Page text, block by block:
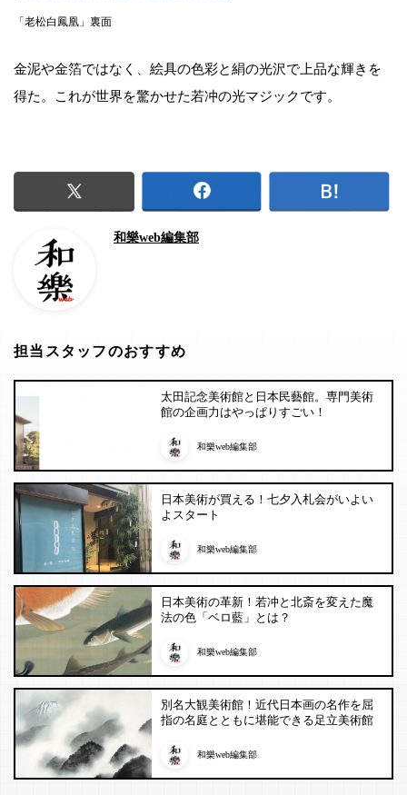
「老松白鳳凰」裏面
金泥や金箔ではなく、絵具の色彩と絹の光沢で上品な輝きを
得た。これが世界を驚かせた若冲の光マジックです。
和樂web編集部
担当スタッフのおすすめ
太田記念美術館と日本民藝館。専門美術
館の企画力はやっぱりすごい！
和樂web編集部
日本美術が買える！七夕入札会がいよい
よスタート
和樂web編集部
日本美術の革新！若冲と北斎を変えた魔
法の色「ベロ藍」とは？
和樂web編集部
別名大観美術館！近代日本画の名作を屈
指の名庭とともに堪能できる足立美術館
和樂web編集部